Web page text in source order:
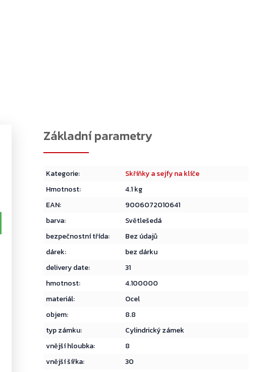
Kategorie:
Skříňky a sejfy na klíče
Hmotnost:
4.1 kg
EAN:
9006072010641
barva:
Světlešedá
bezpečnostní třída:
Bez údajů
dárek:
bez dárku
delivery date:
31
hmotnost:
4.100000
materiál:
Ocel
objem:
8.8
typ zámku:
Cylindrický zámek
vnější hloubka:
8
vnější šířka:
30